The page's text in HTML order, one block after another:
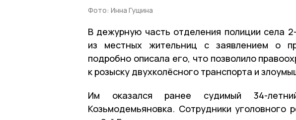
Фото: Инна Гущина
В дежурную часть отделения полиции села
из местных жительниц с заявлением о
подробно описала его, что позволило
к розыску двухколёсного транспорта и
Им оказался ранее судимый 34-
Козьмодемьяновка. Сотрудники уголовного